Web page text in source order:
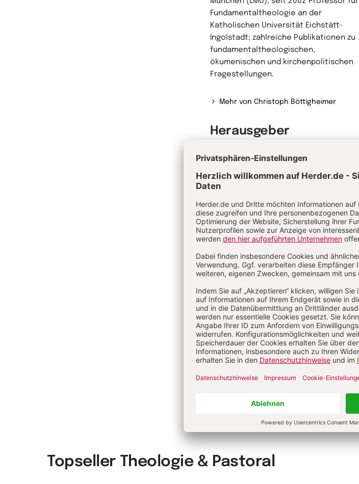
Fundamentaltheologie an der
Katholischen Universität Eichstätt-
Ingolstadt; zahlreiche Publikationen zu
fundamentaltheologischen,
ökumenischen und kirchenpolitischen
Fragestellungen.
Mehr von Christoph Böttigheimer
Herausgeber
Alexis Fritz, geb. 1976, Dr. theol.,
Katholischen Universität Eichstätt-
Ingolstadt.
Mehr von Alexis Fritz
Verwandte Themen
Ethik: Was wir sollen
Topseller Theologie & Pastoral